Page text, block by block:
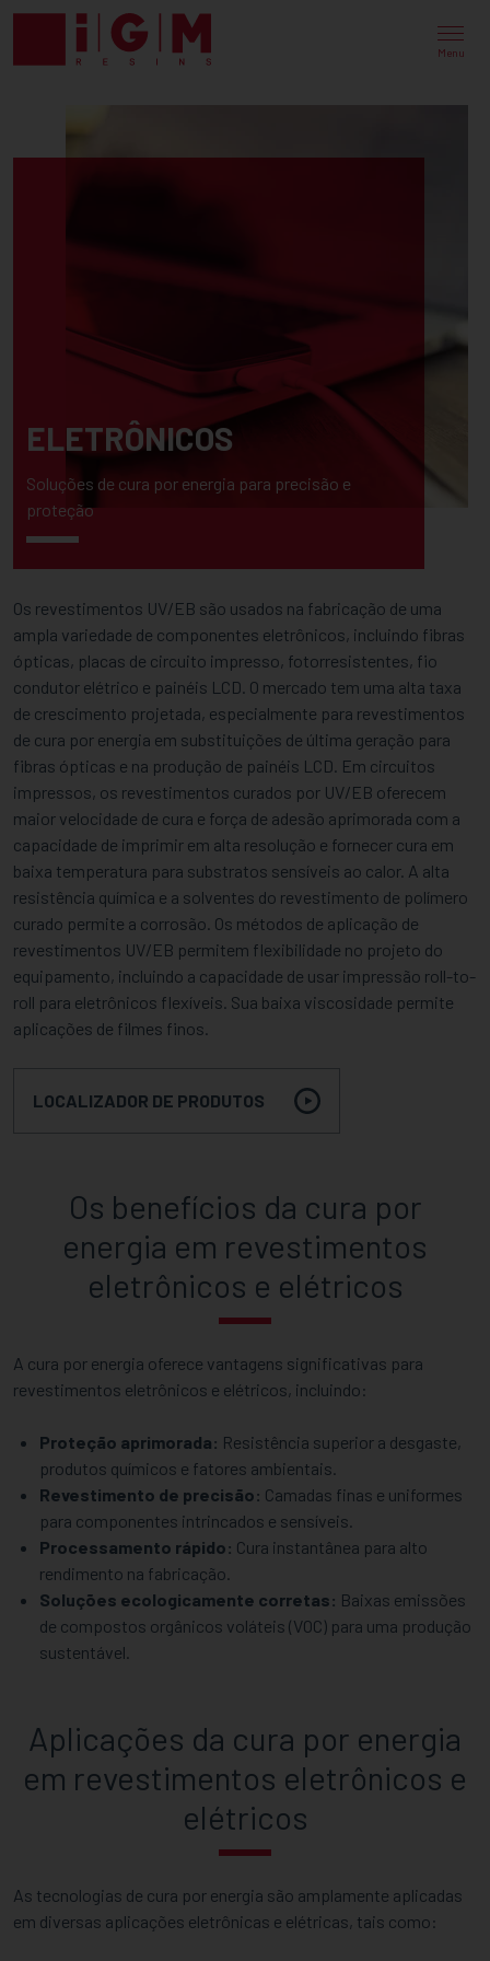
Menu
ELETRÔNICOS
Soluções de cura por energia para precisão e
proteção
Os revestimentos UV/EB são usados na fabricação de uma
ampla variedade de componentes eletrônicos, incluindo fibras
ópticas, placas de circuito impresso, fotorresistentes, fio
condutor elétrico e painéis LCD. O mercado tem uma alta taxa
de crescimento projetada, especialmente para revestimentos
de cura por energia em substituições de última geração para
fibras ópticas e na produção de painéis LCD. Em circuitos
impressos, os revestimentos curados por UV/EB oferecem
maior velocidade de cura e força de adesão aprimorada com a
capacidade de imprimir em alta resolução e fornecer cura em
baixa temperatura para substratos sensíveis ao calor. A alta
resistência química e a solventes do revestimento de polímero
curado permite a corrosão. Os métodos de aplicação de
revestimentos UV/EB permitem flexibilidade no projeto do
equipamento, incluindo a capacidade de usar impressão roll-to-
roll para eletrônicos flexíveis. Sua baixa viscosidade permite
aplicações de filmes finos.
LOCALIZADOR DE PRODUTOS
Os benefícios da cura por
energia em revestimentos
eletrônicos e elétricos
A cura por energia oferece vantagens significativas para
revestimentos eletrônicos e elétricos, incluindo:
Proteção aprimorada: Resistência superior a desgaste,
produtos químicos e fatores ambientais.
Revestimento de precisão: Camadas finas e uniformes
para componentes intrincados e sensíveis.
Processamento rápido: Cura instantânea para alto
rendimento na fabricação.
Soluções ecologicamente corretas: Baixas emissões
de compostos orgânicos voláteis (VOC) para uma produção
sustentável.
Aplicações da cura por energia
em revestimentos eletrônicos e
elétricos
As tecnologias de cura por energia são amplamente aplicadas
em diversas aplicações eletrônicas e elétricas, tais como: